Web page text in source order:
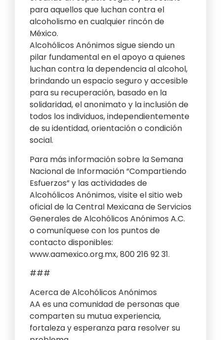
para aquellos que luchan contra el
alcoholismo en cualquier rincón de
México.
Alcohólicos Anónimos sigue siendo un
pilar fundamental en el apoyo a quienes
luchan contra la dependencia al alcohol,
brindando un espacio seguro y accesible
para su recuperación, basado en la
solidaridad, el anonimato y la inclusión de
todos los individuos, independientemente
de su identidad, orientación o condición
social.
Para más información sobre la Semana
Nacional de Información “Compartiendo
Esfuerzos” y las actividades de
Alcohólicos Anónimos, visite el sitio web
oficial de la Central Mexicana de Servicios
Generales de Alcohólicos Anónimos A.C.
o comuníquese con los puntos de
contacto disponibles:
www.aamexico.org.mx, 800 216 92 31.
###
Acerca de Alcohólicos Anónimos
AA es una comunidad de personas que
comparten su mutua experiencia,
fortaleza y esperanza para resolver su